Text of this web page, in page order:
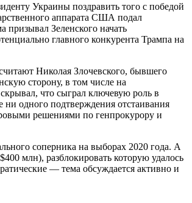
Украины поздравить того с победой
аппарата США подал
Зеленского начать
главного конкурента Трампа на
Николая Злочевского, бывшего
сторону, в том числе на
что сыграл ключевую роль в
одного подтверждения отстаивания
решениями по генпрокурору и
соперника на выборах 2020 года. А
млн), разблокировать которую удалось
— тема обсуждается активно и